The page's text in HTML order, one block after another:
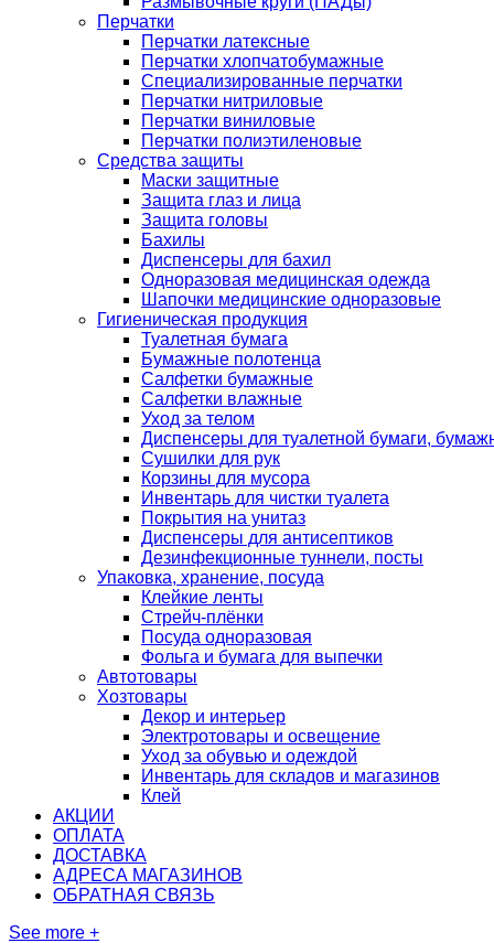
Перчатки
Перчатки латексные
Перчатки хлопчатобумажные
Специализированные перчатки
Перчатки нитриловые
Перчатки виниловые
Перчатки полиэтиленовые
Средства защиты
Маски защитные
Защита глаз и лица
Защита головы
Бахилы
Диспенсеры для бахил
Одноразовая медицинская одежда
Шапочки медицинские одноразовые
Гигиеническая продукция
Туалетная бумага
Бумажные полотенца
Салфетки бумажные
Салфетки влажные
Уход за телом
Диспенсеры для туалетной бумаги,
Сушилки для рук
Корзины для мусора
Инвентарь для чистки туалета
Покрытия на унитаз
Диспенсеры для антисептиков
Дезинфекционные туннели, посты
Упаковка, хранение, посуда
Клейкие ленты
Стрейч-плёнки
Посуда одноразовая
Фольга и бумага для выпечки
Автотовары
Хозтовары
Декор и интерьер
Электротовары и освещение
Уход за обувью и одеждой
Инвентарь для складов и магазинов
Клей
АКЦИИ
ОПЛАТА
ДОСТАВКА
АДРЕСА МАГАЗИНОВ
ОБРАТНАЯ СВЯЗЬ
See more +